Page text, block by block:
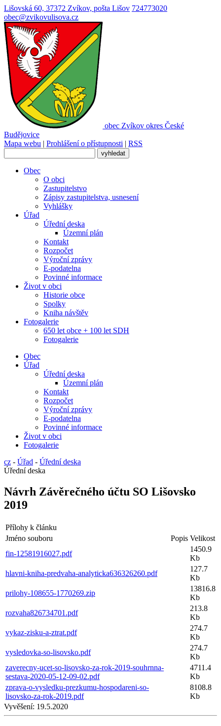
Lišovská 60, 37372 Zvíkov, pošta Lišov 724773020
obec@zvikovulisova.cz
obec Zvíkov okres České
Budějovice
Mapa webu | Prohlášení o přístupnosti | RSS
Obec
O obci
Zastupitelstvo
Zápisy zastupitelstva, usnesení
Vyhlášky
Úřad
Úřední deska
Územní plán
Kontakt
Rozpočet
Výroční zprávy
E-podatelna
Povinné informace
Život v obci
Historie obce
Spolky
Kniha návštěv
Fotogalerie
650 let obce + 100 let SDH
Fotogalerie
Obec
Úřad
Úřední deska
Územní plán
Kontakt
Rozpočet
Výroční zprávy
E-podatelna
Povinné informace
Život v obci
Fotogalerie
cz - Úřad - Úřední deska
Úřední deska
Návrh Závěrečného účtu SO Lišovsko
2019
Přílohy k článku
Jméno souboru
Popis Velikost
fin-12581916027.pdf
1450.9
Kb
hlavni-kniha-predvaha-analyticka636326260.pdf
127.7
Kb
prilohy-108655-1770269.zip
13816.8
Kb
rozvaha826734701.pdf
213.8
Kb
vykaz-zisku-a-ztrat.pdf
274.7
Kb
vysledovka-so-lisovsko.pdf
274.7
Kb
zaverecny-ucet-so-lisovsko-za-rok-2019-souhrnna-
sestava-2020-05-12-09-02.pdf
4711.4
Kb
zprava-o-vysledku-prezkumu-hospodareni-so-
lisovsko-za-rok-2019.pdf
8108.8
Kb
Vyvěšení: 19.5.2020